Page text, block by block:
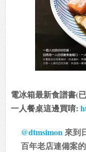
電冰箱最新食譜書(
一人餐桌這邊買唷:
@dtmsimon來到
百年老店連備案